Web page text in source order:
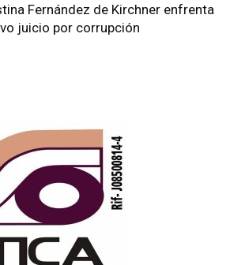
Fernández de Kirchner enfrenta
juicio por corrupción